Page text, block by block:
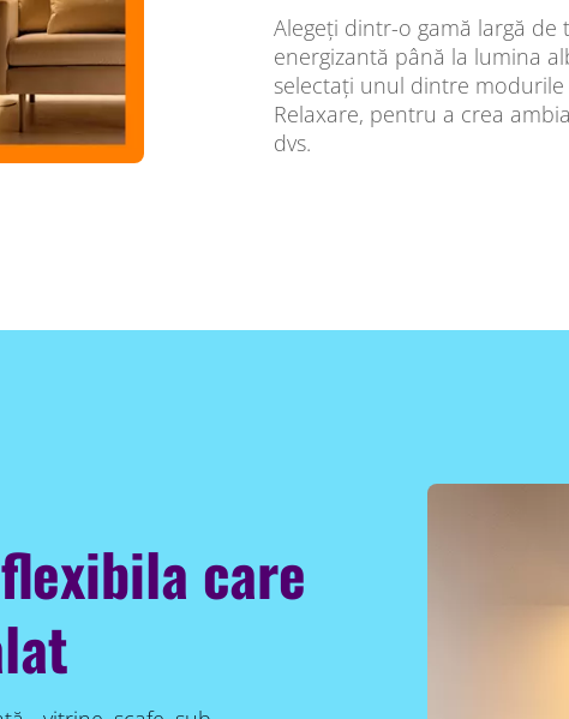
Alegeți dintr-o gamă largă
energizantă până la lumina
selectați unul dintre
Relaxare, pentru a crea
dvs.
care